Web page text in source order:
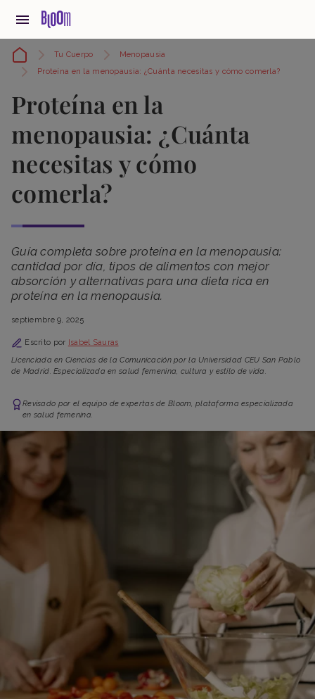
Tu Cuerpo
Menopausia
Proteína en la menopausia: ¿Cuánta necesitas y cómo comerla?
Proteína en la
menopausia: ¿Cuánta
necesitas y cómo
comerla?
Guía completa sobre proteína en la menopausia:
cantidad por día, tipos de alimentos con mejor
absorción y alternativas para una dieta rica en
proteína en la menopausia.
septiembre 9, 2025
Escrito por
Isabel Sauras
Licenciada en Ciencias de la Comunicación por la Universidad CEU San Pablo
de Madrid. Especializada en salud femenina, cultura y estilo de vida.
Revisado por el equipo de expertas de Bloom, plataforma especializada
en salud femenina.